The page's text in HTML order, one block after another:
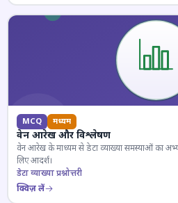
MCQ मध्यम
वेन आरेख और विश्लेषण
वेन आरेख के माध्यम से डेटा व्याख्या समस्याओं का
लिए आदर्श।
डेटा व्याख्या प्रश्नोत्तरी
क्विज़ लें